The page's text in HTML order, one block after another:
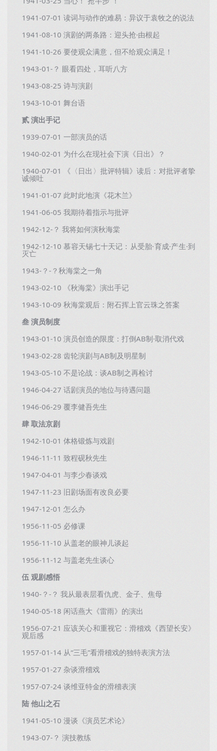
1941-07-01 读词与动作的难易：异议于袁牧之的说法
1941-08-10 演剧的两条路：迎头抢·由根起
1941-10-26 要使观众满意，但不给观众满足！
1943-01-？ 眼看四处，耳听八方
1943-08-25 诗与演剧
1943-10-01 舞台语
贰 演出手记
1939-07-01 一部演员的话
1940-02-01 为什么在现社会下演《日出》？
1940-07-01 《〈日出〉批评特辑》读后：对批评者挚
诚倾吐
1941-01-07 此时此地演《花木兰》
1941-06-05 我期待着指示与批评
1942-12-？ 我将如何演秋海棠
1942-12-10 慕容天锡七十天记：从受胎·育成·产生·到
灭亡
1943-？-？秋海棠之一角
1943-02-10 《秋海棠》演出手记
1943-10-09 秋海棠观后：附石挥上官云珠之答案
叁 演员制度
1943-01-10 演员创造的限度：打倒AB制·取消代戏
1943-02-28 齿轮演剧与AB制及明星制
1943-05-10 不是论战：谈AB制之再检讨
1946-04-27 话剧演员的地位与待遇问题
1946-06-29 覆李健吾先生
肆 取法京剧
1942-10-01 体格锻炼与戏剧
1946-11-11 致程砚秋先生
1947-04-01 与李少春谈戏
1947-11-23 旧剧场面有改良必要
1947-12-01 怎么办
1956-11-05 必修课
1956-11-10 从盖老的眼神儿谈起
1956-11-12 与盖老先生谈心
伍 观剧感悟
1940-？-？ 我从最表层看仇虎、金子、焦母
1940-05-18 闲话燕大《雷雨》的演出
1956-07-21 应该关心和重视它：滑稽戏《西望长安》
观后感
1957-01-14 从“三毛”看滑稽戏的独特表演方法
1957-01-27 杂谈滑稽戏
1957-07-24 谈维亚特金的滑稽表演
陆 他山之石
1941-05-10 漫谈《演员艺术论》
1943-07-？ 演技教练